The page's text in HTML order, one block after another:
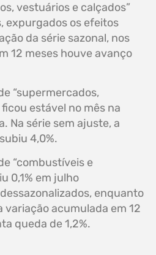
vestuários e calçados”
expurgados os efeitos
da série sazonal, nos
12 meses houve avanço
“supermercados,
estável no mês na
Na série sem ajuste, a
4,0%.
“combustíveis e
0,1% em julho
enquanto
variação acumulada em 12
queda de 1,2%.